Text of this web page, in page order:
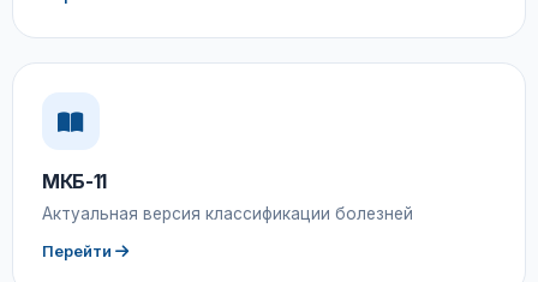
МКБ-11
Актуальная версия классификации болезней
Перейти